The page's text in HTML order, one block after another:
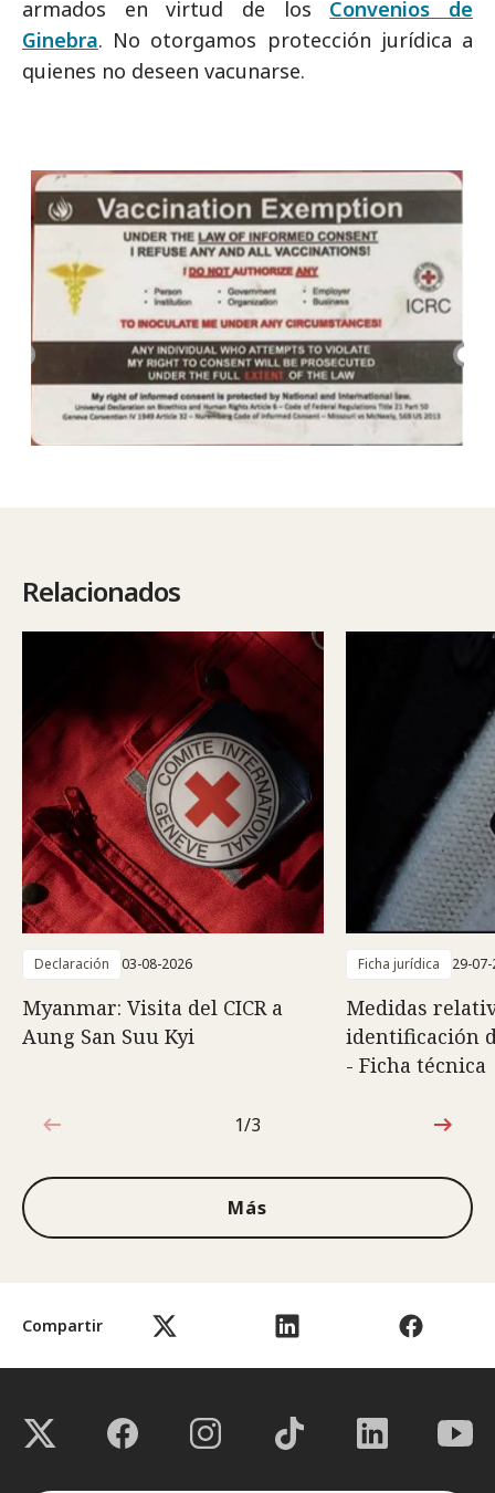
Compartir
armados en virtud de los Convenios de
Ginebra. No otorgamos protección jurídica a
quienes no deseen vacunarse.
Relacionados
Declaración 03-08-2026
Myanmar: Visita del CICR a
Aung San Suu Kyi
Ficha jurídica 29-
Medidas
identificación
- Ficha técnica
1de3
1/3
Más